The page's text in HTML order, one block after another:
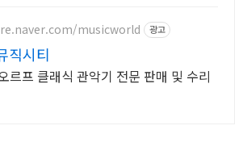
musicworld 광고
직시티
르프 클래식 관악기 전문 판매 및 수리